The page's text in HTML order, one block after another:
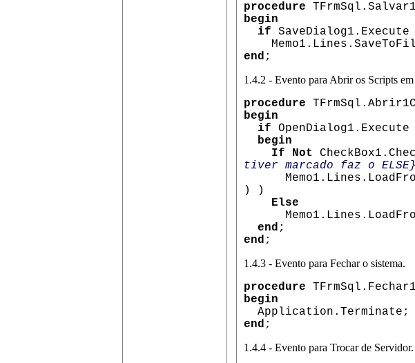
procedure
begin
if SaveDialog1.Execute
end ;
1.4.2 - Evento para Abrir os Scripts
procedure
begin
if OpenDialog1.Execute
begin
If Not
tiver marcado faz o ELSE}
) )
Else
end ;
end ;
1.4.3 - Evento para Fechar o sistema.
procedure
begin
Application.Terminate;
end ;
1.4.4 - Evento para Trocar de Servidor.